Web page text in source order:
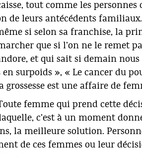
tout comme les
de leurs antécédents
si selon sa franchise, la
que si l’on ne le remet
et qui sait si demain nous
surpoids », « Le cancer du
grossesse est une affaire de
femme qui prend cette
c’est à un moment
la meilleure solution.
de ces femmes ou leur